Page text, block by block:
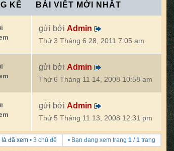
KÊ BÀI VIẾT MỚI NHẤT
gửi bởi Admin
Thứ 3 Tháng 6 28, 2011 7:05 am
gửi bởi Admin
Thứ 6 Tháng 11 14, 2008 10:58 am
gửi bởi Admin
Thứ 5 Tháng 11 13, 2008 12:31 pm
đã xem • 3 chủ đề • Bạn đang xem trang 1 /1 trang